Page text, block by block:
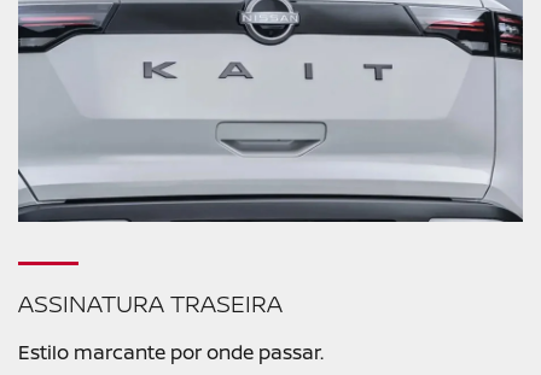
ASSINATURA TRASEIRA
Estilo marcante por onde passar.